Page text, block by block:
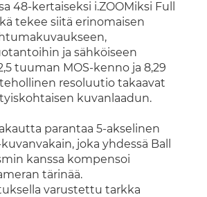
48-kertaiseksi i.ZOOMiksi Full
tekee siitä erinomaisen
ja sähköiseen
tuuman MOS-kenno ja 8,29
resoluutio takaavat
kuvanlaadun.
parantaa 5-akselinen
kuvanvakain, joka yhdessä Ball
kanssa kompensoi
tärinää.
varustettu tarkka